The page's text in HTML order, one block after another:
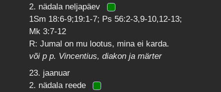
2. nädala neljapäev
1Sm 18:6-9;19:1-7; Ps 56:2-3,9-10,12-13;
Mk 3:7-12
R: Jumal on mu lootus, mina ei karda.
või p p. Vincentius, diakon ja märter
23. jaanuar
2. nädala reede